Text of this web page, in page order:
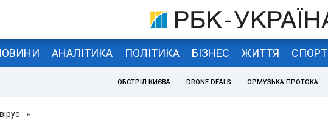
АНАЛІТИКА ПОЛІТИКА БІЗНЕС ЖИТТЯ СПОРТ
ОБСТРІЛ КИЄВА DRONE DEALS ОРМУЗЬКА ПРОТОКА
»